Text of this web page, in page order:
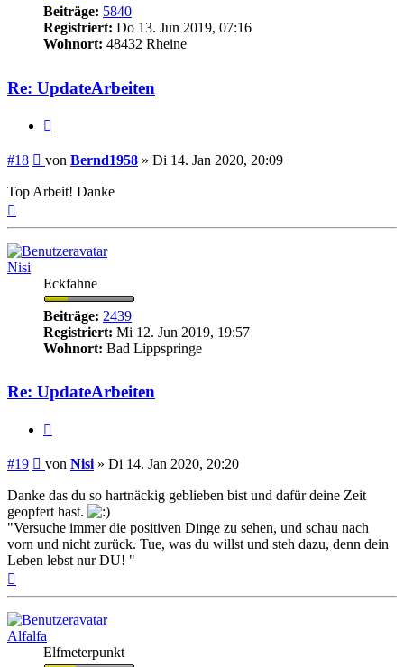
Beiträge: 5840
Registriert: Do 13. Jun 2019, 07:16
Wohnort: 48432 Rheine
Re: UpdateArbeiten
#18 Beitrag
von Bernd1958 » Di 14. Jan 2020, 20:09
Top Arbeit! Danke
Nisi
Eckfahne
Beiträge: 2439
Registriert: Mi 12. Jun 2019, 19:57
Wohnort: Bad Lippspringe
Re: UpdateArbeiten
#19 Beitrag
von Nisi » Di 14. Jan 2020, 20:20
Danke das du so hartnäckig geblieben bist und dafür deine Zeit
geopfert hast.
"Versuche immer die positiven Dinge zu sehen, und schau nach
vorn und nicht zurück. Tue, was du willst und steh dazu, denn dein
Leben lebst nur DU! "
Alfalfa
Elfmeterpunkt